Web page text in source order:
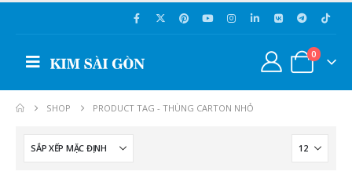
0
SHOP PRODUCT TAG -THÙNG CARTON NHỎ